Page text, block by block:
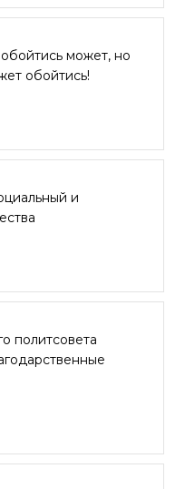
может, но
обойтись!
и
политсовета